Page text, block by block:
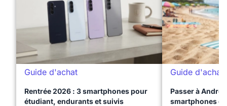
Guide d'achat
Rentrée 2026 : 3 smartphones pour
étudiant, endurants et suivis
Guide d'achat
Passer à
smartphones